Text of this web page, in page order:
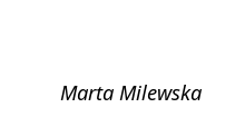
Marta Milewska